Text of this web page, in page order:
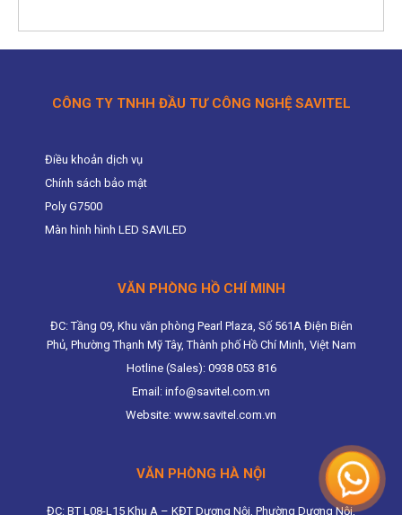
CÔNG TY TNHH ĐẦU TƯ CÔNG NGHỆ SAVITEL
Điều khoản dịch vụ
Chính sách bảo mật
Poly G7500
Màn hình hình LED SAVILED
VĂN PHÒNG HỒ CHÍ MINH
ĐC: Tầng 09, Khu văn phòng Pearl Plaza, Số 561A Điện Biên
Phủ, Phường Thạnh Mỹ Tây, Thành phố Hồ Chí Minh, Việt Nam
Hotline (Sales): 0938 053 816
Email: info@savitel.com.vn
Website: www.savitel.com.vn
VĂN PHÒNG HÀ NỘI
ĐC: BT L08-L15 Khu A – KĐT Dương Nội, Phường Dương Nội,